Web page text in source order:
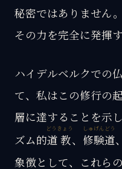
秘密ではありません
その力を完全に発揮
ハイデルベルクでの
て、私はこの修行の
層に達することを示
ズム的道教
どうきょう
、 修験道
しゅげんどう
、
象徴として、これら